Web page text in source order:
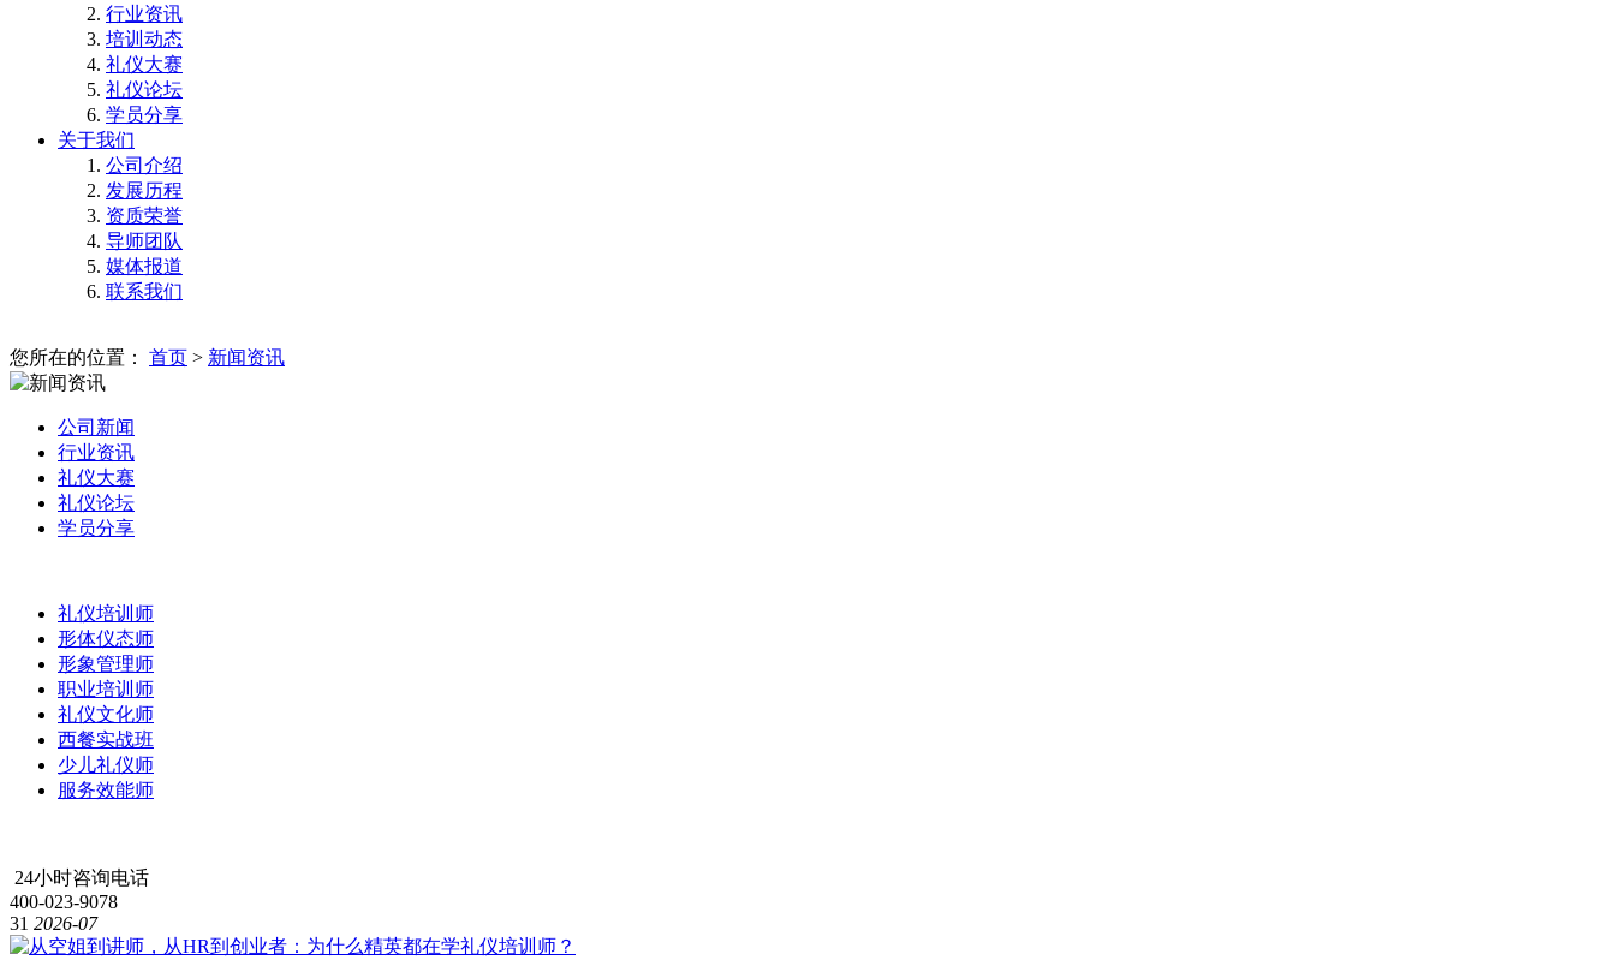
行业资讯
培训动态
礼仪大赛
礼仪论坛
学员分享
关于我们
公司介绍
发展历程
资质荣誉
导师团队
媒体报道
联系我们
您所在的位置： 首页 > 新闻资讯
公司新闻
行业资讯
礼仪大赛
礼仪论坛
学员分享
礼仪培训师
形体仪态师
形象管理师
职业培训师
礼仪文化师
西餐实战班
少儿礼仪师
服务效能师
24小时咨询电话
400-023-9078
31 2026-07